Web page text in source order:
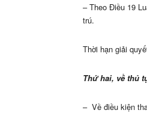
– Theo Điều 19
trú.
Thời hạn giải
Thứ hai, về thủ
– Về điều kiện